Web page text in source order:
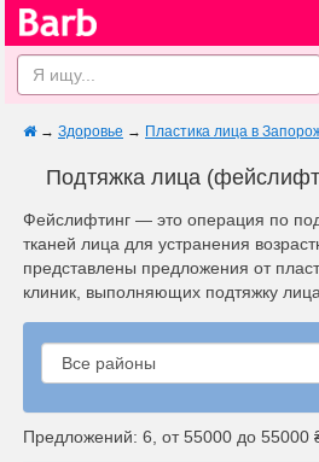
→ Здоровье → Пластика лица в
Подтяжка лица
Фейслифтинг — это операция по
тканей лица для устранения
представлены предложения от
клиник, выполняющих подтяжку лица.
Предложений: 6, от 55000 до 55000